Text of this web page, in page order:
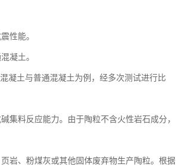
性能。
凝土。
凝土与普通混凝土为例，经多次测试进行比
集料反应能力。由于陶粒不含火性岩石成分，
岩、粉煤灰或其他固体废弃物生产陶粒。根据